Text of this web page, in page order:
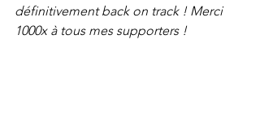
définitivement back on track ! Merci
1000x à tous mes supporters !